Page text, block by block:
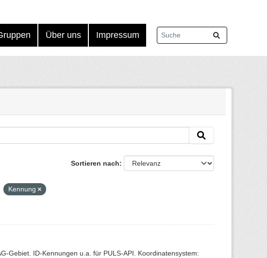
Über uns Impressum
Sortieren nach
Kennung
Gebiet. ID-Kennungen u.a. für PULS-API. Koordinatensystem: